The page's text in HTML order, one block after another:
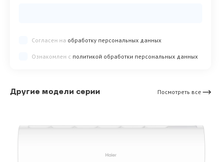
Согласен на обработку персональных данных
Ознакомлен с политикой обработки персональных данных
Другие модели серии Посмотреть все